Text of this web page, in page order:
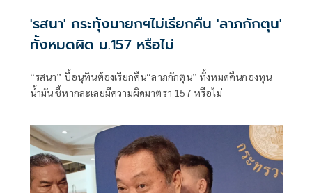
'รสนา' กระทุ้งนายกฯไม่เรียกคืน 'ลาภกักตุน'
ทั้งหมดผิด ม.157 หรือไม่
“รสนา” บี้อนุทินต้องเรียกคืน“ลาภกักตุน” ทั้งหมดคืนกองทุน
น้ำมัน ชี้หากละเลยมีความผิดมาตรา 157 หรือไม่